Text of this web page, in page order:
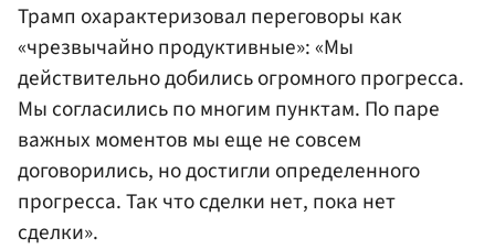
Трамп охарактеризовал переговоры как
«чрезвычайно продуктивные»: «Мы
действительно добились огромного прогресса.
Мы согласились по многим пунктам. По паре
важных моментов мы еще не совсем
договорились, но достигли определенного
прогресса. Так что сделки нет, пока нет
сделки».